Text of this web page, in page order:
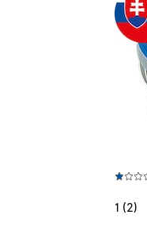
1 (2)